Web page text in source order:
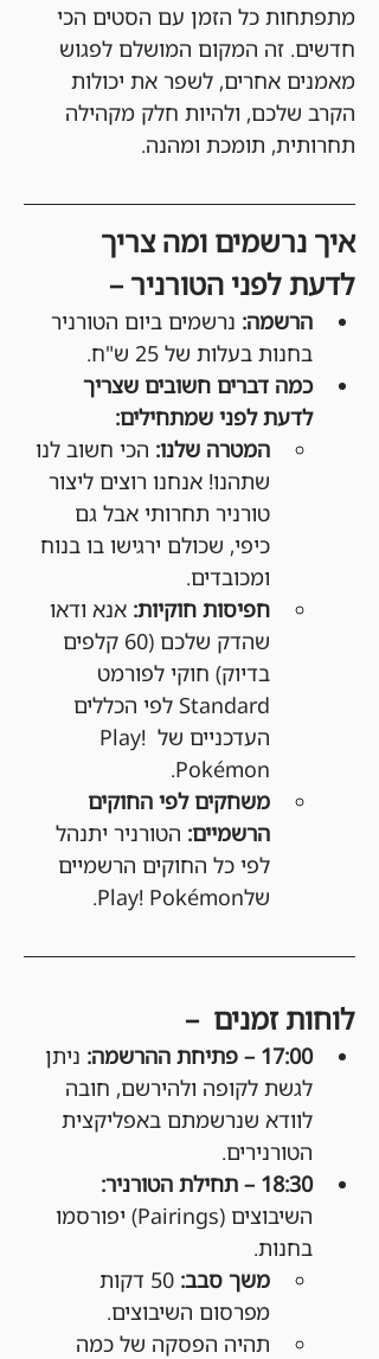
מתפתחות כל הזמן עם הסטים הכי
חדשים. זה המקום המושלם לפגוש
מאמנים אחרים, לשפר את יכולות
הקרב שלכם, ולהיות חלק מקהילה
תחרותית, תומכת ומהנה.
איך נרשמים ומה צריך
לדעת לפני הטורניר –
הרשמה: נרשמים ביום הטורניר
בחנות בעלות של 25 ש"ח.
כמה דברים חשובים שצריך
לדעת לפני שמתחילים:
המטרה שלנו: הכי חשוב לנו
שתהנו! אנחנו רוצים ליצור
טורניר תחרותי אבל גם
כיפי, שכולם ירגישו בו בנוח
ומכובדים.
חפיסות חוקיות: אנא ודאו
שהדק שלכם (60 קלפים
בדיוק) חוקי לפורמט
Standard לפי הכללים
העדכניים של Play!
Pokémon.
משחקים לפי החוקים
הרשמיים: הטורניר יתנהל
לפי כל החוקים הרשמיים
שלPlay! Pokémon.
לוחות זמנים  –
17:00 – פתיחת ההרשמה:
ניתן
לגשת לקופה ולהירשם, חובה
לוודא שנרשמתם באפליקצית
הטורנירים.
18:30 – תחילת הטורניר:
השיבוצים (Pairings) יפורסמו
בחנות.
משך סבב:
50 דקות
מפרסום השיבוצים.
תהיה הפסקה של כמה